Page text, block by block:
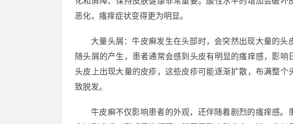
恶化，瘙痒症状变得更为明显。
大量头屑：牛皮癣发生在头部时，会突然出现大量的
随头屑的产生，患者通常会感到头皮有明显的瘙痒感，影
头皮上出现大量的皮疹，这些皮疹可能逐渐扩散，布满整
致脱发。
牛皮癣不仅影响患者的外观，还伴随着剧烈的瘙痒感。